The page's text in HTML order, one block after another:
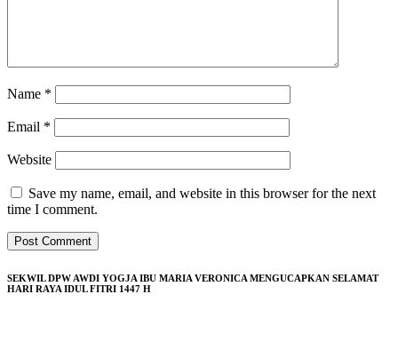
Name *
Email *
Website
Save my name, email, and website in this browser for the next
time I comment.
SEKWIL DPW AWDI YOGJA IBU MARIA VERONICA MENGUCAPKAN SELAMAT
HARI RAYA IDUL FITRI 1447 H